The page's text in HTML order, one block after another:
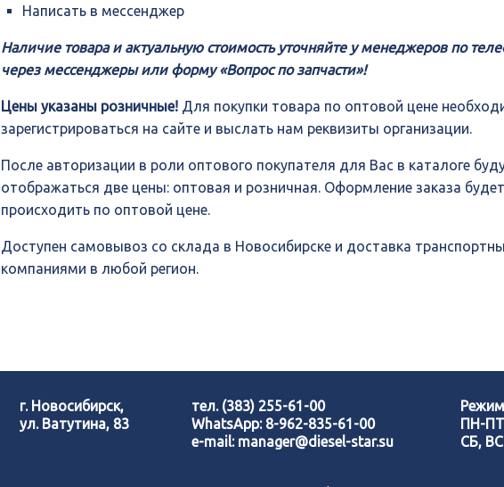
Написать в мессенджер
Наличие товара и актуальную стоимость уточняйте у менеджеров по
через мессенджеры или форму «Вопрос по запчасти»!
Цены указаны розничные! Для покупки товара по оптовой цене
зарегистрироваться на сайте и выслать нам реквизиты организации.
После авторизации в роли оптового покупателя для Вас в каталоге
отображаться две цены: оптовая и розничная. Оформление заказа будет
происходить по оптовой цене.
Доступен самовывоз со склада в Новосибирске и доставка
компаниями в любой регион.
г. Новосибирск,
ул. Ватутина, 83
тел. (383) 255-61-00
WhatsApp: 8-962-835-61-00
e-mail: manager@diesel-star.su
ПН-
СБ,